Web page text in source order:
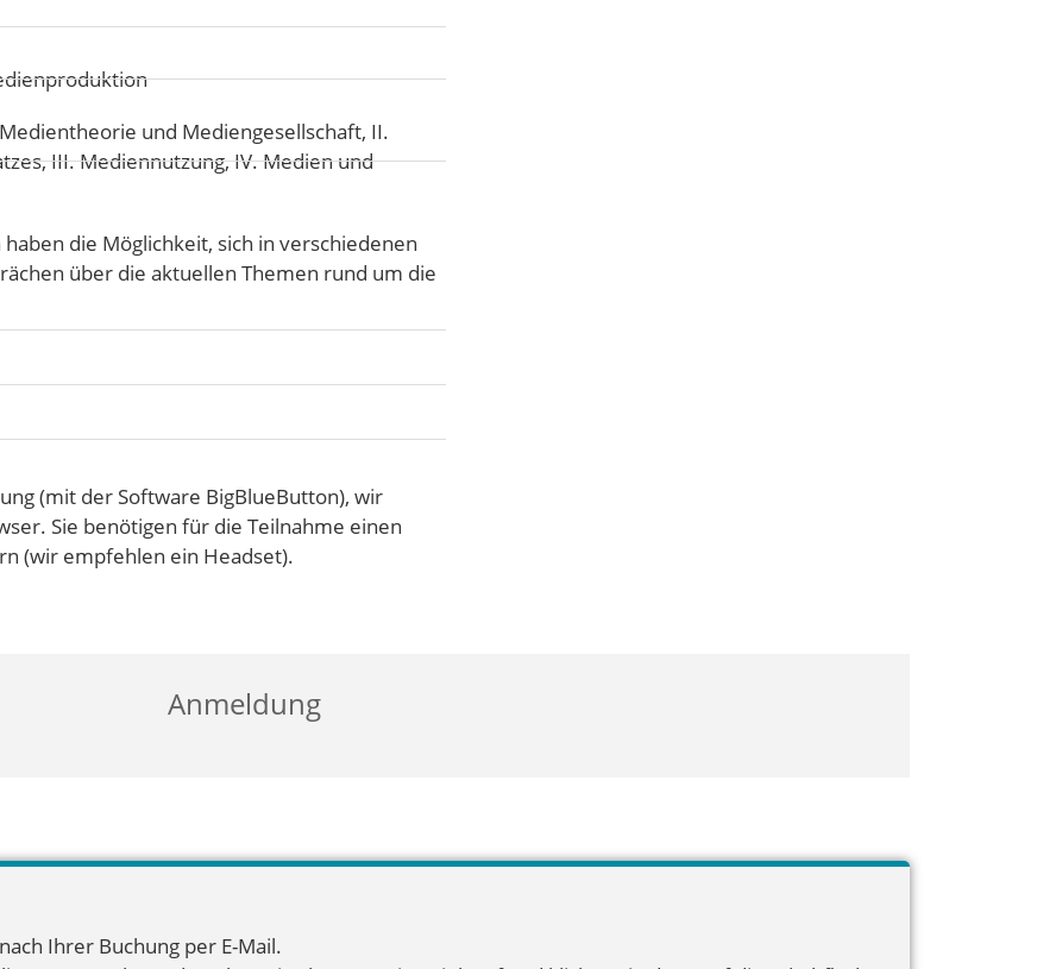
und Mediengesellschaft, II.
,III. Mediennutzung,IV. Medien und
die Möglichkeit, sich in verschiedenen
über die aktuellen Themen rund um die
(mit der Software BigBlueButton), wir
Sie benötigen für die Teilnahme einen
(wir empfehlen ein Headset).
Anmeldung
Ihrer Buchung per E-Mail.